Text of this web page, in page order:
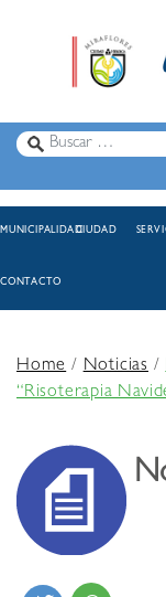
MUNICIPALIDADCIUDAD
CONTACTO
Home/Noticias /
“Risoterapia